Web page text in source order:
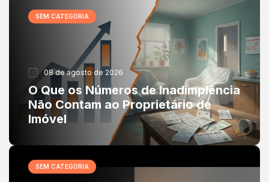
SEM CATEGORIA
08 de agosto de 2026
O Que os Números de Inadimplência
Não Contam ao Proprietário de
Imóvel
SEM CATEGORIA